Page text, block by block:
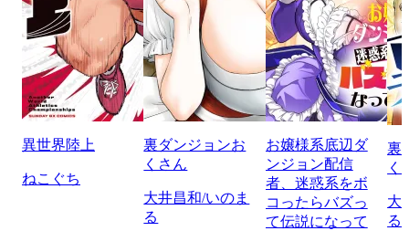
異世界陸上
ねこぐち
裏ダンジョンお
くさん
大井昌和/いのま
る
お嬢様系底辺ダ
ンジョン配信
者、迷惑系をボ
コったらバズっ
て伝説になって
裏
く
大
る